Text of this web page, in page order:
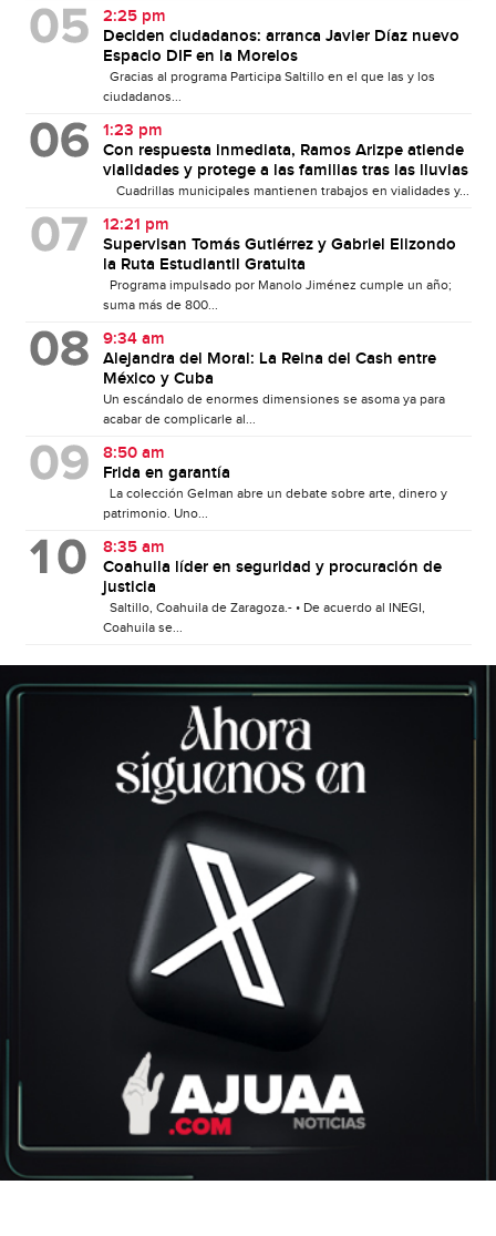
2:25 pm
Deciden ciudadanos: arranca Javier Díaz nuevo
Espacio DIF en la Morelos
Gracias al programa Participa Saltillo en el que las y los
ciudadanos...
1:23 pm
Con respuesta inmediata, Ramos Arizpe atiende
vialidades y protege a las familias tras las lluvias
Cuadrillas municipales mantienen trabajos en vialidades y...
12:21 pm
Supervisan Tomás Gutiérrez y Gabriel Elizondo
la Ruta Estudiantil Gratuita
Programa impulsado por Manolo Jiménez cumple un año;
suma más de 800...
9:34 am
Alejandra del Moral: La Reina del Cash entre
México y Cuba
Un escándalo de enormes dimensiones se asoma ya para
acabar de complicarle al...
8:50 am
Frida en garantía
La colección Gelman abre un debate sobre arte, dinero y
patrimonio. Uno...
8:35 am
Coahuila líder en seguridad y procuración de
justicia
Saltillo, Coahuila de Zaragoza.- • De acuerdo al INEGI,
Coahuila se...